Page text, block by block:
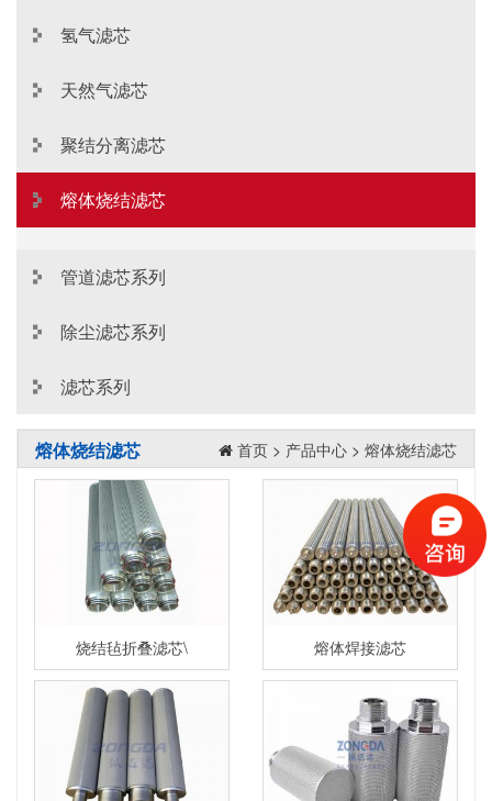
氢气滤芯
天然气滤芯
聚结分离滤芯
熔体烧结滤芯
管道滤芯系列
除尘滤芯系列
滤芯系列
熔体烧结滤芯 首页 > 产品中心 > 熔体烧结滤芯
烧结毡折叠滤芯\ 熔体焊接滤芯